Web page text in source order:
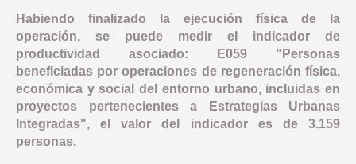
Habiendo finalizado la ejecución física de la
operación, se puede medir el indicador de
productividad asociado: E059 "Personas
beneficiadas por operaciones de regeneración física,
económica y social del entorno urbano, incluidas en
proyectos pertenecientes a Estrategias Urbanas
Integradas", el valor del indicador es de 3.159
personas.